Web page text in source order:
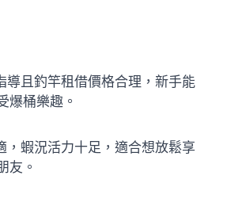
導且釣竿租借價格合理，新手能
爆桶樂趣。
，蝦況活力十足，適合想放鬆享
友。